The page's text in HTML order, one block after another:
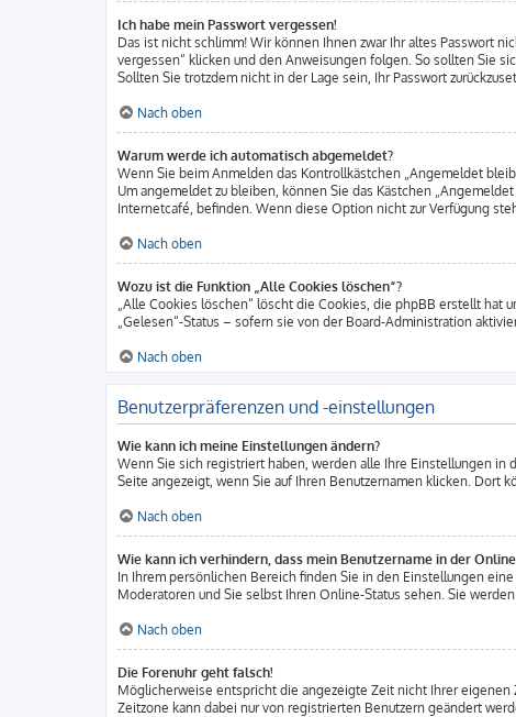
Ich habe mein Passwort vergessen!
Das ist nicht schlimm! Wir können Ihnen zwar Ihr altes Passwort
vergessen“ klicken und den Anweisungen folgen. So sollten Sie
Sollten Sie trotzdem nicht in der Lage sein, Ihr Passwort
Nach oben
Warum werde ich automatisch abgemeldet?
Wenn Sie beim Anmelden das Kontrollkästchen „Angemeldet
Um angemeldet zu bleiben, können Sie das Kästchen
Internetcafé, befinden. Wenn diese Option nicht zur Verfügung
Nach oben
Wozu ist die Funktion „Alle Cookies löschen“?
„Alle Cookies löschen“ löscht die Cookies, die phpBB erstellt hat
„Gelesen“-Status – sofern sie von der Board-Administration
Nach oben
Benutzerpräferenzen und -einstellungen
Wie kann ich meine Einstellungen ändern?
Wenn Sie sich registriert haben, werden alle Ihre Einstellungen in
Seite angezeigt, wenn Sie auf Ihren Benutzernamen klicken. Dort
Nach oben
Wie kann ich verhindern, dass mein Benutzername in der
In Ihrem persönlichen Bereich finden Sie in den Einstellungen
Moderatoren und Sie selbst Ihren Online-Status sehen. Sie
Nach oben
Die Forenuhr geht falsch!
Möglicherweise entspricht die angezeigte Zeit nicht Ihrer eigenen
Zeitzone kann dabei nur von registrierten Benutzern geändert